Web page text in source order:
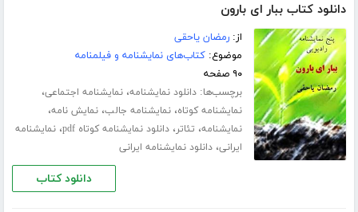
دانلود کتاب ببار ای بارون
از:رمضان یاحقی
موضوع:کتاب‌های نمایشنامه و فیلمنامه
۹۰ صفحه
برچسب‌ها:دانلود نمایشنامه،نمایشنامه اجتماعی،
نمایشنامه کوتاه،نمایشنامه جالب،نمایش نامه،
نمایشنامه، تئاتر،دانلود نمایشنامه کوتاه pdf ،نمایشنامه
ایرانی،دانلود نمایشنامه ایرانی
دانلود کتاب